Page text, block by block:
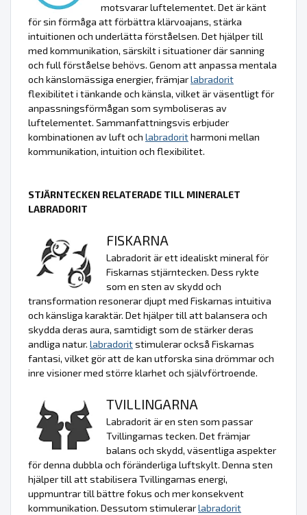
motsvarar luftelementet. Det är känt
för sin förmåga att förbättra klärvoajans, stärka
intuitionen och underlätta förståelsen. Det hjälper till
med kommunikation, särskilt i situationer där sanning
och full förståelse behövs. Genom att anpassa mentala
och känslomässiga energier, främjarlabradorit
flexibilitet i tänkande och känsla, vilket är väsentligt för
anpassningsförmågan som symboliseras av
luftelementet. Sammanfattningsvis erbjuder
kombinationen av luft och labradoritharmoni mellan
kommunikation, intuition och flexibilitet.
STJÄRNTECKEN RELATERADE TILL MINERALET
LABRADORIT
FISKARNA
Labradorit är ett idealiskt mineral för
Fiskarnas stjärntecken. Dess rykte
som en sten av skydd och
transformation resonerar djupt med Fiskarnas intuitiva
och känsliga karaktär. Det hjälper till att balansera och
skydda deras aura, samtidigt som de stärker deras
andliga natur. labradoritstimulerar också Fiskarnas
fantasi, vilket gör att de kan utforska sina drömmar och
inre visioner med större klarhet och självförtroende.
TVILLINGARNA
Labradorit är en sten som passar
Tvillingarnas tecken. Det främjar
balans och skydd, väsentliga aspekter
för denna dubbla och föränderliga luftskylt. Denna sten
hjälper till att stabilisera Tvillingarnas energi,
uppmuntrar till bättre fokus och mer konsekvent
kommunikation. Dessutom stimulerarlabradorit